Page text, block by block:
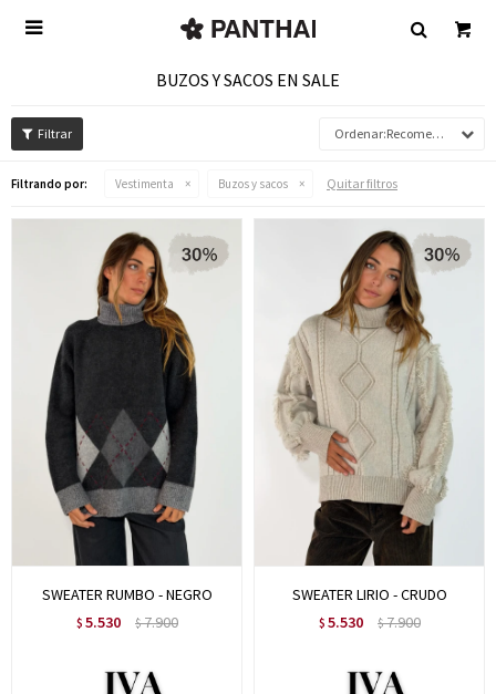

BUZOS Y SACOS EN SALE
Recomendados
Filtrando por: Vestimenta Buzos y sacos Quitar filtros
SWEATER RUMBO - NEGRO
$ 5.530 $7.900
SWEATER LIRIO - CRUDO
$ 5.530 $7.900